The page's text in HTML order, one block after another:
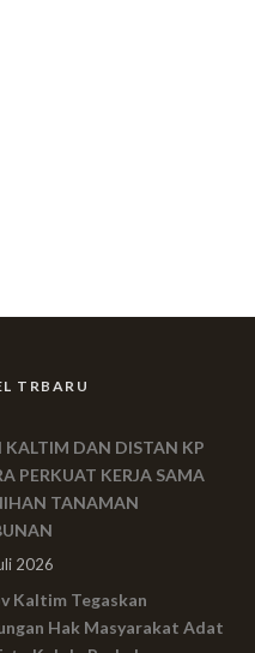
TRBARU
KALTIM DAN DISTAN KP
PERKUAT KERJA SAMA
TANAMAN
2026
Kaltim Tegaskan
Hak Masyarakat Adat